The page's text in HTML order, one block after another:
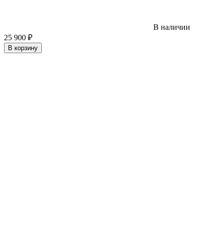
В наличии
25 900 ₽
В корзину